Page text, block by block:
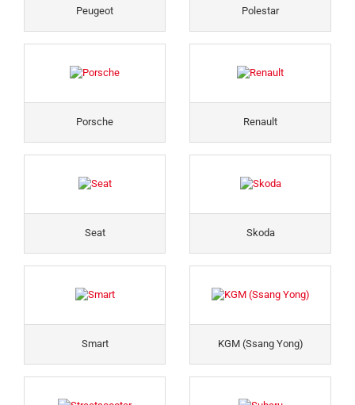
Peugeot Polestar
Porsche Renault
Seat Skoda
Smart KGM (Ssang Yong)